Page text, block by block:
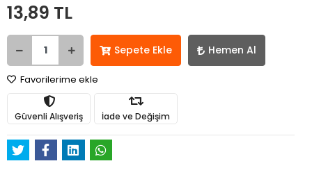
13,89 TL
Sepete Ekle Hemen Al
Favorilerime ekle
Güvenli Alışveriş İade ve Değişim